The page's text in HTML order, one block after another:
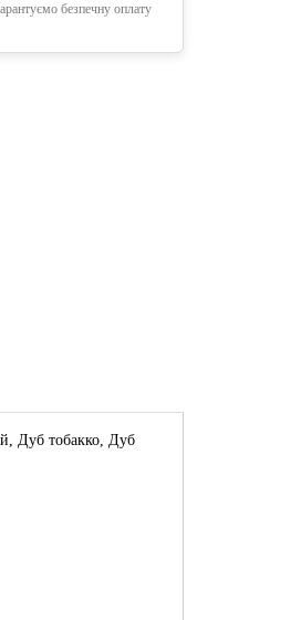
безпечну оплату
Дуб тобакко, Дуб